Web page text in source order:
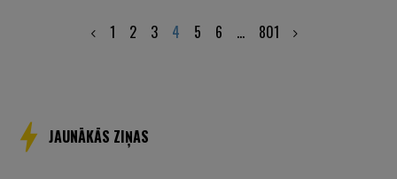
1 2 3 4 5 6 … 801
JAUNĀKĀS ZIŅAS